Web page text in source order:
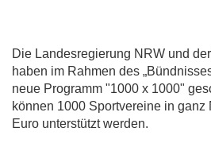
Die Landesregierung NRW und
haben im Rahmen des
neue Programm "1000 x 1000"
können 1000 Sportvereine in
Euro unterstützt werden.